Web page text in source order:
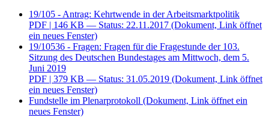
19/105 - Antrag: Kehrtwende in der Arbeitsmarktpolitik
PDF | 146 KB — Status: 22.11.2017 (Dokument, Link öffnet
ein neues Fenster)
19/10536 - Fragen: Fragen für die Fragestunde der 103.
Sitzung des Deutschen Bundestages am Mittwoch, dem 5.
Juni 2019
PDF | 379 KB — Status: 31.05.2019 (Dokument, Link öffnet
ein neues Fenster)
Fundstelle im Plenarprotokoll (Dokument, Link öffnet ein
neues Fenster)